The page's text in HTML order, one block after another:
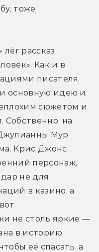
тоже
рассказ
Как и в
писателя,
основную идею и
сюжетом и
Собственно, на
Мур
Крис Джонс,
персонаж,
не для
в казино, а
не столь яркие —
в историю
её спасать, а